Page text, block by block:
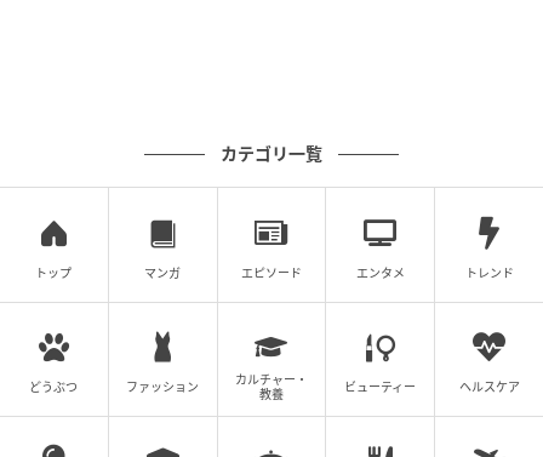
カテゴリ一覧
トップ マンガ エピソード エンタメ トレンド
どうぶつ ファッション
カルチャー・
教養
ビューティー ヘルスケア